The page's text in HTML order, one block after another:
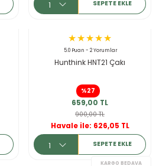
SEPETE EKLE
5.0 Puan - 2 Yorumlar
Hunthink HNT21 Çakı
%27
659,00 TL
900,00 TL
Havale ile: 626,05 TL
SEPETE EKLE